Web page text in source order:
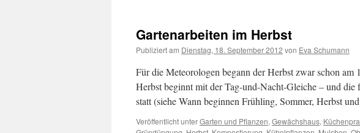
Gartenarbeiten im Herbst
Publiziert am Dienstag, 18. September 2012 von Eva Schumann
Für die Meteorologen begann der Herbst zwar schon am
Herbst beginnt mit der Tag-und-Nacht-Gleiche – und die
statt (siehe Wann beginnen Frühling, Sommer, Herbst
Veröffentlicht unterGarten und Pflanzen, Gewächshaus,